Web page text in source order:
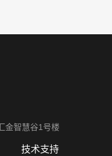
金智慧谷1号楼
技术支持